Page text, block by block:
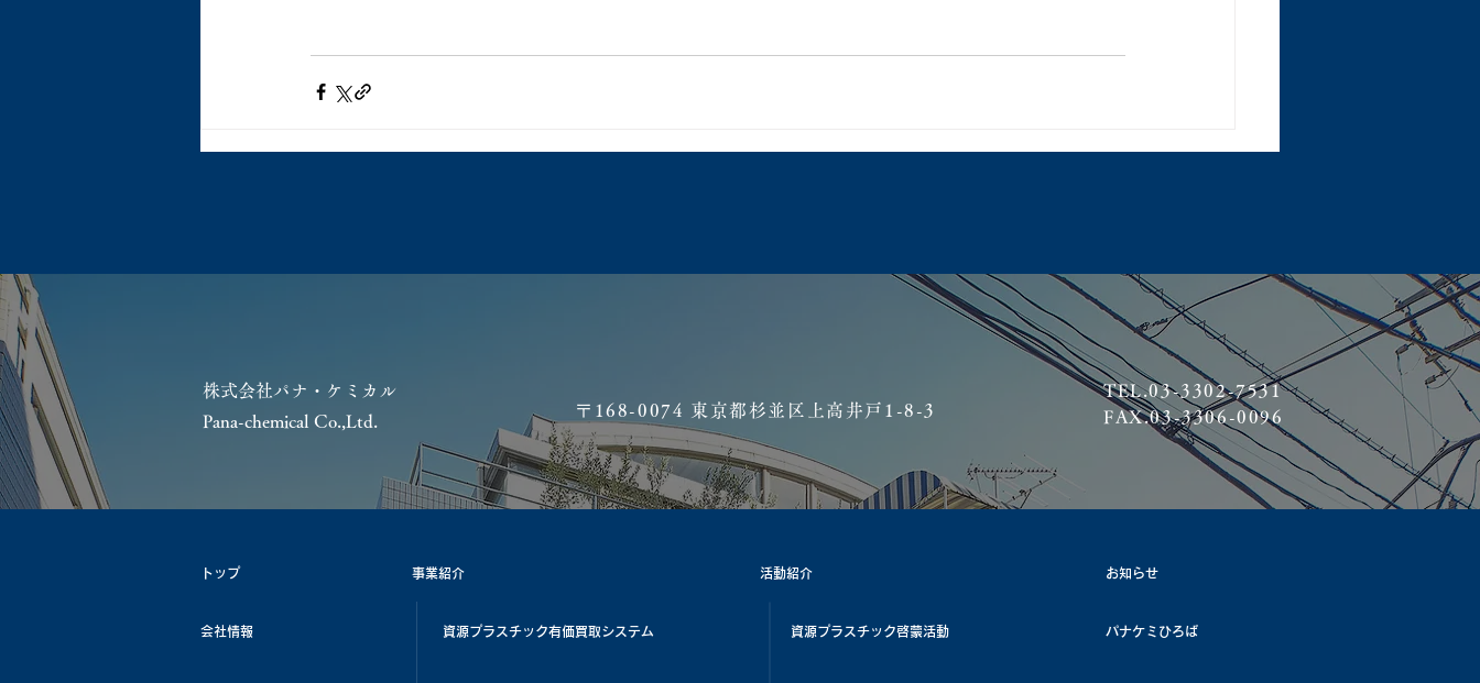
株式会社パナ・ケミカル
Pana-chemical Co.,Ltd.
​〒168-0074 東京都杉並区上高井戸1-8-3
TEL.03-3302-7531
FAX.03-3306-0096
トップ
会社情報
事業紹介
資源プラスチック有価買取システム
活動紹介
資源プラスチック啓蒙活動
お知らせ
パナケミひろば